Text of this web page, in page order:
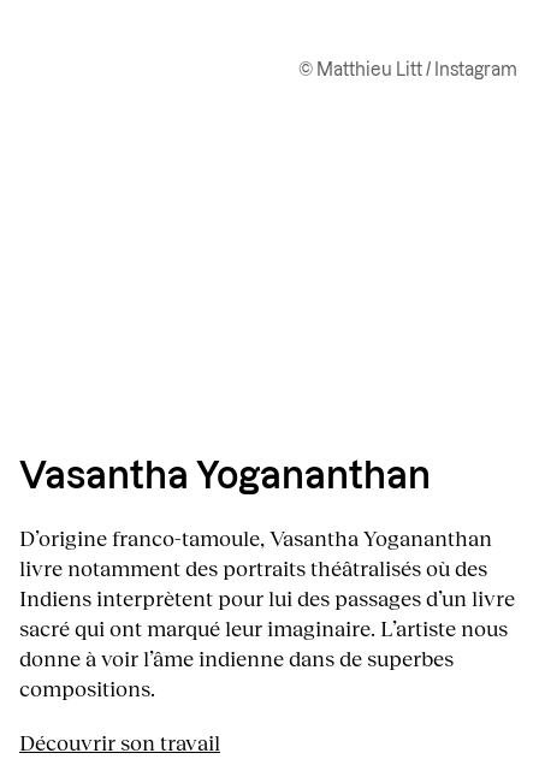
© Matthieu Litt / Instagram
Vasantha Yogananthan
D’origine franco-tamoule, Vasantha Yogananthan
livre notamment des portraits théâtralisés où des
Indiens interprètent pour lui des passages d’un livre
sacré qui ont marqué leur imaginaire. L’artiste nous
donne à voir l’âme indienne dans de superbes
compositions.
Découvrir son travail